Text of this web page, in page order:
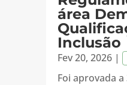
área
Inclusão
Fev 20, 2026|
Foi aprovada